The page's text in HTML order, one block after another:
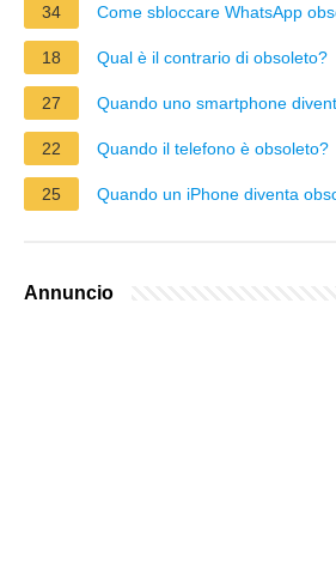
34 Come sbloccare WhatsApp
18 Qual è il contrario di obsoleto?
27 Quando uno smartphone
22 Quando il telefono è obsoleto?
25 Quando un iPhone diventa
Annuncio